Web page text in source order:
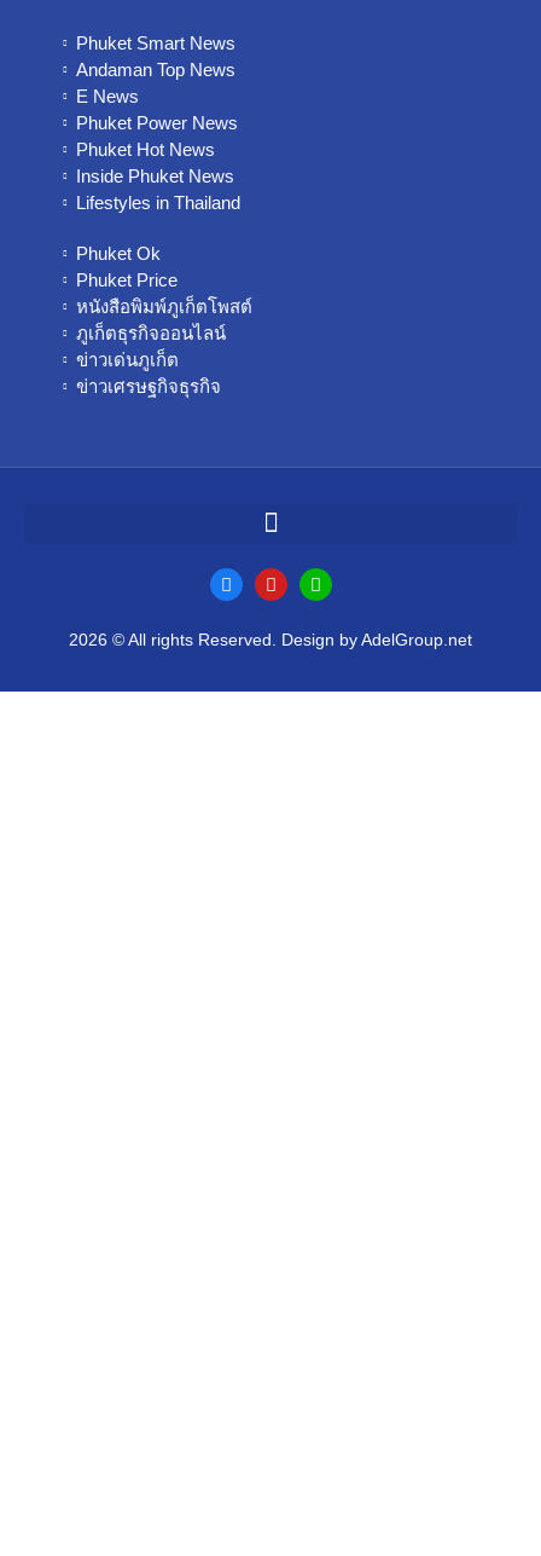
Phuket Smart News
Andaman Top News
E News
Phuket Power News
Phuket Hot News
Inside Phuket News
Lifestyles in Thailand
Phuket Ok
Phuket Price
หนังสือพิมพ์ภูเก็ตโพสต์
ภูเก็ตธุรกิจออนไลน์
ข่าวเด่นภูเก็ต
ข่าวเศรษฐกิจธุรกิจ
2026 © All rights Reserved. Design by AdelGroup.net